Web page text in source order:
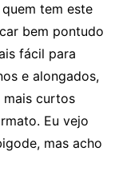
tem este
bem pontudo
fácil para
e alongados,
curtos
Eu vejo
mas acho